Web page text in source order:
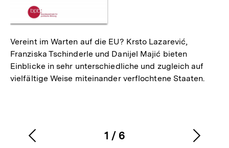
Vereint im Warten auf die EU? Krsto Lazarević,
Franziska Tschinderle und Danijel Majić bieten
Einblicke in sehr unterschiedliche und zugleich auf
vielfältige Weise miteinander verflochtene Staaten.
Karussellinhalt
1
von
/ 6
Vorherigen